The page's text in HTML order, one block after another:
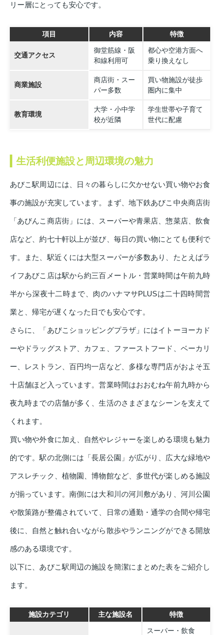
リー層にとっても安心です。
項目 内容 特徴
交通アクセス
御堂筋線・阪
和線利用可
都心や空港方面へ
乗り換えなし
商業施設
商店街・スー
パー多数
買い物施設が徒歩
圏内に集中
教育環境
大学・小中学
校が近隣
学生世帯や子育て
世代に配慮
生活利便施設と周辺環境の魅力
あびこ駅周辺には、日々の暮らしに欠かせない買い物やお食
事の施設が充実しています。まず、地下鉄あびこ中央商店街
「あびんこ商店街」には、スーパーや青果店、惣菜店、飲食
店など、約七十軒以上が並び、毎日の買い物にとても便利で
す。また、駅近くには大型スーパーが多数あり、たとえばラ
イフあびこ店は駅から約三百メートル・営業時間は午前九時
半から深夜十二時まで、肉のハナマサPLUSは二十四時間営
業と、帰宅が遅くなった日でも安心です。
さらに、「あびこショッピングプラザ」にはイトーヨーカド
ーやドラッグストア、カフェ、ファーストフード、ベーカリ
ー、レストラン、百円均一店など、多様な専門店がおよそ五
十店舗ほど入っています。営業時間はおおむね午前九時から
夜九時までの店舗が多く、生活のさまざまなシーンを支えて
くれます。
買い物や外食に加え、自然やレジャーを楽しめる環境も魅力
的です。駅の北側には「長居公園」が広がり、広大な緑地や
アスレチック、植物園、博物館など、多世代が楽しめる施設
が揃っています。南側には大和川の河川敷があり、河川公園
や散策路が整備されていて、日常の通勤・通学の合間や帰宅
後に、自然と触れ合いながら散歩やランニングができる開放
感のある環境です。
以下に、あびこ駅周辺の施設を簡潔にまとめた表をご紹介し
ます。
施設カテゴリ 主な施設名 特徴
スーパー・飲食